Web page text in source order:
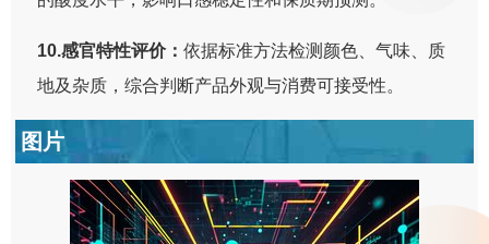
10.感官特性评价：依据标准方法检测颜色、气味、质
地及杂质，综合判断产品外观与消费可接受性。
图片